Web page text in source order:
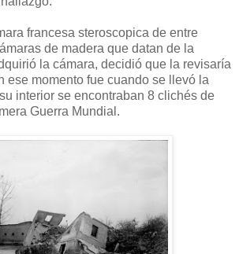
francesa steroscopica de entre
de madera que datan de la
la cámara, decidió que la revisaría
ese momento fue cuando se llevó la
interior se encontraban 8 clichés de
Guerra Mundial.